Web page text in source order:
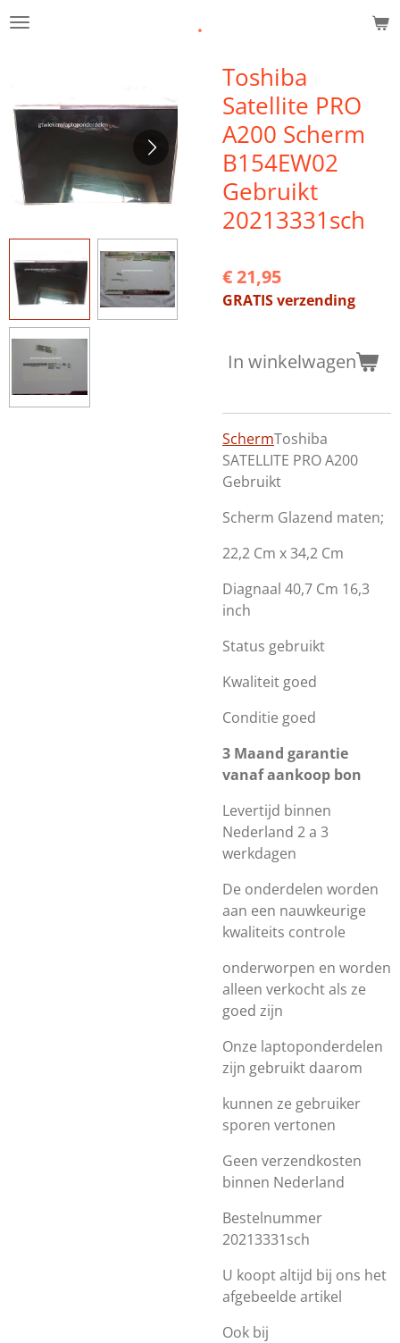
Ga
hoofdinhoud
.
Toshiba
Satellite PRO
A200 Scherm
B154EW02
Gebruikt
20213331sch
€ 21,95
GRATIS verzending
In winkelwagen
SchermToshiba
SATELLITE PRO A200
Gebruikt
Scherm Glazend maten;
22,2 Cm x 34,2 Cm
Diagnaal 40,7 Cm 16,3
inch
Status gebruikt
Kwaliteit goed
Conditie goed
3 Maand garantie
vanaf aankoop bon
Levertijd binnen
Nederland 2 a 3
werkdagen
De onderdelen worden
aan een nauwkeurige
kwaliteits controle
onderworpen en worden
alleen verkocht als ze
goed zijn
Onze laptoponderdelen
zijn gebruikt daarom
kunnen ze gebruiker
sporen vertonen
Geen verzendkosten
binnen Nederland
Bestelnummer
20213331sch
U koopt altijd bij ons het
afgebeelde artikel
Ook bij